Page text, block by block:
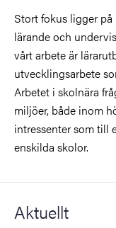
Stort fokus ligger
lärande och
vårt arbete är
utvecklingsarbete
Arbetet i skolnära
miljöer, både inom
intressenter som till
enskilda skolor.
Aktuellt